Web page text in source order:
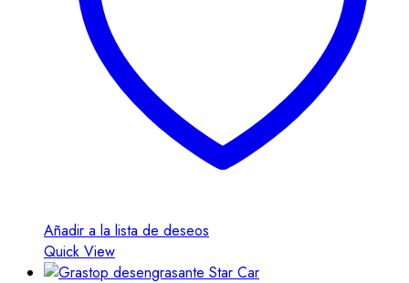
Añadir a la lista de deseos
Quick View